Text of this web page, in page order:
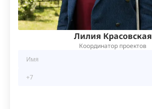
Лилия Красовская
Координатор проектов